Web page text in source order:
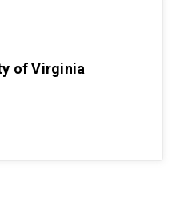
of Virginia